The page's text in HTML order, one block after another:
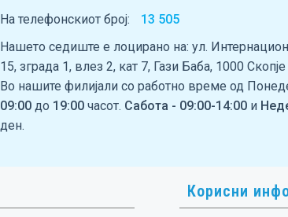
На телефонскиот број:
13 505
Нашето седиште е лоцирано на: ул.
15, зграда 1, влез 2, кат 7, Гази Баба, 1000 Скопје
Во нашите филијали со работно време од
09:00 до 19:00 часот. Сабота - 09:00-14:00 и
ден.
Корисни